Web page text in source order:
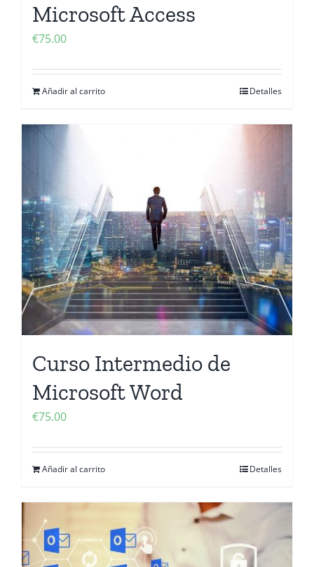
Microsoft Access
€75.00
Añadir al carrito Detalles
Curso Intermedio de
Microsoft Word
€75.00
Añadir al carrito Detalles